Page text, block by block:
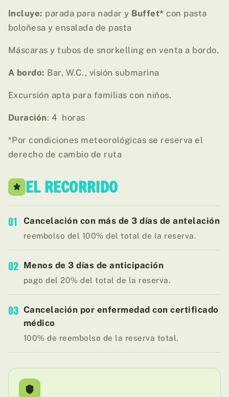
Incluye: parada para nadar y Buffet* con pasta
boloñesa y ensalada de pasta
Máscaras y tubos de snorkelling en venta a bordo.
A bordo: Bar, W.C., visión submarina
Excursión apta para familias con niños.
Duración: 4 horas
*Por condiciones meteorológicas se reserva el
derecho de cambio de ruta
EL RECORRIDO
01 Cancelación con más de 3 días de antelación
reembolso del 100% del total de la reserva.
02 Menos de 3 días de anticipación
pago del 20% del total de la reserva.
03 Cancelación por enfermedad con certificado
médico
100% de reembolso de la reserva total.